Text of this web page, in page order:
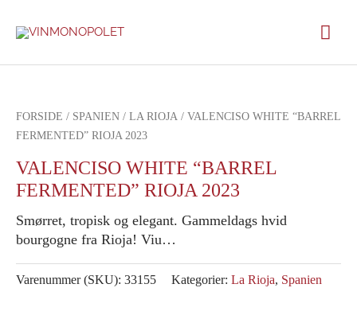
FORSIDE / SPANIEN / LA RIOJA / VALENCISO WHITE “BARREL
FERMENTED” RIOJA 2023
VALENCISO WHITE “BARREL
FERMENTED” RIOJA 2023
Smørret, tropisk og elegant. Gammeldags hvid
bourgogne fra Rioja! Viu…
Varenummer (SKU): 33155 Kategorier: La Rioja, Spanien